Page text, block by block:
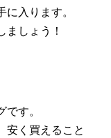
入ります。
ましょう！
す。
安く買えること